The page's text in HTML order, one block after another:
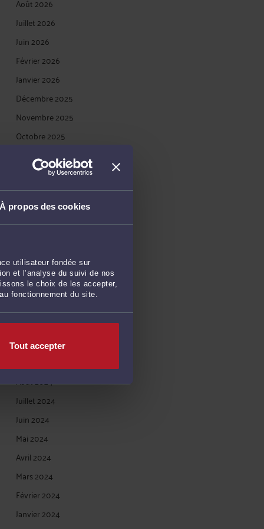
À propos des cookies
utilisateur fondée sur
et l’analyse du suivi de nos
le choix de les accepter,
fonctionnement du site.
Tout accepter
Août 2026
Juillet 2026
Juin 2026
Février 2026
Janvier 2026
Décembre 2025
Novembre 2025
Octobre 2025
Septembre 2025
Août 2025
Juillet 2025
Mai 2025
Avril 2025
Février 2025
Janvier 2025
Novembre 2024
Octobre 2024
Août 2024
Juillet 2024
Juin 2024
Mai 2024
Avril 2024
Mars 2024
Février 2024
Janvier 2024